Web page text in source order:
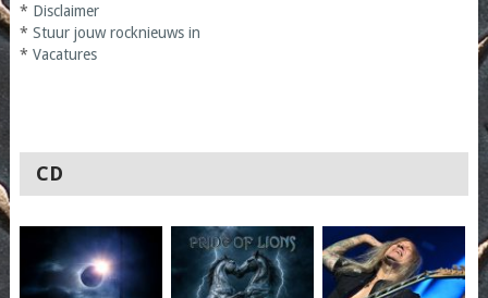
* Disclaimer
* Stuur jouw rocknieuws in
* Vacatures
CD